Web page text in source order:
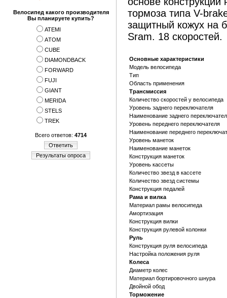
Велосипед какого производителя
Вы планируете купить?
ATEMI
АTOM
CUBE
DIAMONDBACK
FORWARD
FUJI
GIANT
MERIDA
STELS
TREK
Всего ответов: 4714
Ответить
Результаты опроса
тормоза типа V-
защитный кожух на
Sram. 18 скоростей.
Основные характеристики
Модель велосипеда
Тип
Область применения
Трансмиссия
Количество скоростей у велосипеда
Уровень заднего переключателя
Наименование заднего
Уровень переднего переключателя
Наименование переднего
Уровень манеток
Наименование манеток
Конструкция манеток
Уровень кассеты
Количество звезд в кассете
Количество звезд системы
Конструкция педалей
Рама и вилка
Материал рамы велосипеда
Амортизация
Конструкция вилки
Конструкция рулевой колонки
Руль
Конструкция руля велосипеда
Настройка положения руля
Колеса
Диаметр колес
Материал бортировочного шнура
Двойной обод
Торможение